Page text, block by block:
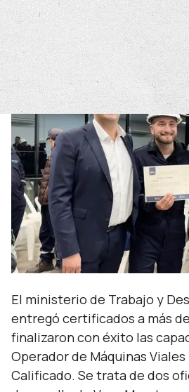
martes 20 de mayo de 2025
Por Secretaría de
El ministerio de Trabajo y
entregó certificados a más
finalizaron con éxito las
Operador de Máquinas
Calificado. Se trata de dos